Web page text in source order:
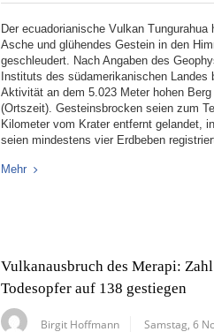
Der ecuadorianische Vulkan Tungurahua
Asche und glühendes Gestein in den
geschleudert. Nach Angaben des
Instituts des südamerikanischen Landes
Aktivität an dem 5.023 Meter hohen
(Ortszeit). Gesteinsbrocken seien zum
Kilometer vom Krater entfernt gelandet,
seien mindestens vier Erdbeben
Mehr
Vulkanausbruch des Merapi:
Todesopfer auf 138 gestiegen
Birgit Hoffmann Samstag, 6